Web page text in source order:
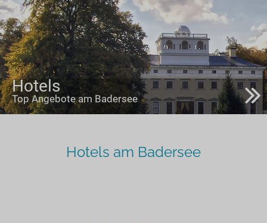
Hotels
Top Angebote am Badersee
Hotels am Badersee